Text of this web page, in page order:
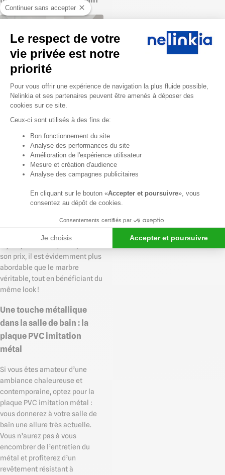
Vous en avez assez du
traditionnel blanc et souhaitez
davantage d’élégance ? Le
panneau mural PVC imitation
marbreapportera à votre salle
de bain une touche de luxe et un
bel effet de luminosité. Il est de
plus facile à associer avec tout
éléments modernes, ultra-
design, en passant par des
son prix, il est évidemment plus
abordable que le marbre
véritable, tout en bénéficiant du
même look !
Une touche métallique
dans la salle de bain : la
plaque PVC imitation
métal
Si vous êtes amateur d’une
ambiance chaleureuse et
contemporaine, optez pour la
plaque PVC imitation métal :
vous donnerez à votre salle de
bain une allure très actuelle.
Vous n’aurez pas à vous
encombrer de l’entretien du
métal et profiterez d’un
revêtement résistant à
Continuer sans accepter
Le respect de votre
vie privée est notre
priorité
Plateforme de Gestion du
Pour vous offrir une expérience de navigation la plus fluide possible,
Nelinkia et ses partenaires peuvent être amenés à déposer des
cookies sur ce site.
Ceux-ci sont utilisés à des fins de:
Bon fonctionnement du site
Analyse des performances du site
Amélioration de l'expérience utilisateur
Mesure et création d'audience
Analyse des campagnes publicitaires
En cliquant sur le bouton «Accepter et poursuivre», vous
consentez au dépôt de cookies.
Consentements certifiés par
Je choisis Accepter et poursuivre
Axeptio consent